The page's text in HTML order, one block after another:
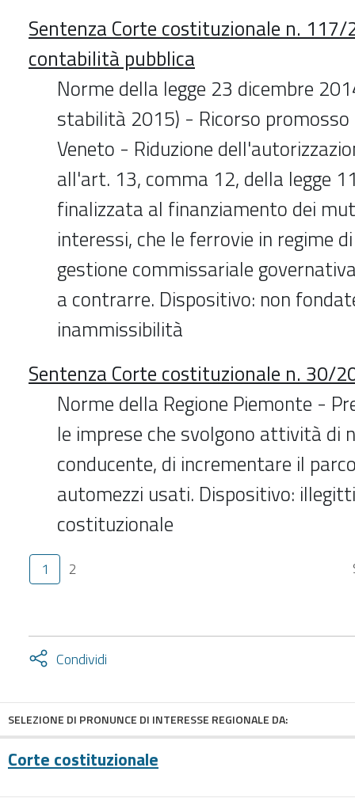
Sentenza Corte costituzionale n.
contabilità pubblica
Norme della legge 23 dicembre
stabilità 2015) - Ricorso promosso
Veneto - Riduzione
all'art. 13, comma 12, della legge
finalizzata al finanziamento dei
interessi, che le ferrovie in regime
gestione commissariale
a contrarre. Dispositivo: non
inammissibilità
Sentenza Corte costituzionale n. 30/
Norme della Regione Piemonte -
le imprese che svolgono attività di
conducente, di incrementare il
automezzi usati. Dispositivo:
costituzionale
1 2
Condividi
Attiva
SELEZIONE DI PRONUNCE DI INTERESSE REGIONALE DA:
Corte costituzionale